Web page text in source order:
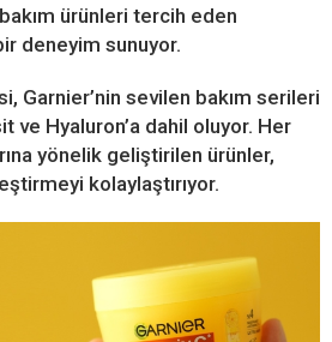
ürünleri tercih eden
deneyim sunuyor.
Garnier’nin sevilen bakım serileri
ve Hyaluron’a dahil oluyor. Her
yönelik geliştirilen ürünler,
kolaylaştırıyor.